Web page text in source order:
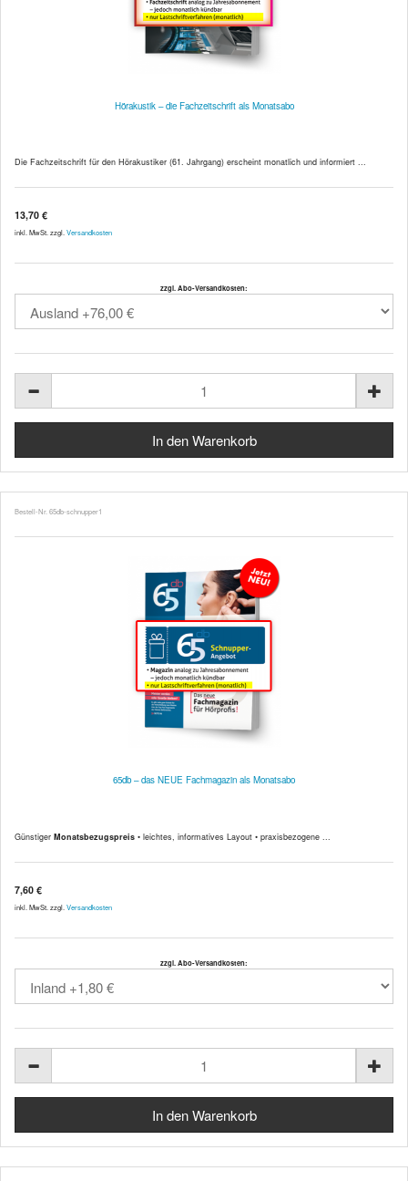
Hörakustik – die Fachzeitschrift als Monatsabo
Die Fachzeitschrift für den Hörakustiker (61. Jahrgang) erscheint monatlich und informiert ...
13,70 €
inkl. MwSt. zzgl. Versandkosten
zzgl. Abo-Versandkosten:
Bestell-Nr. 65db-schnupper1
65db – das NEUE Fachmagazin als Monatsabo
Günstiger Monatsbezugspreis • leichtes, informatives Layout • praxisbezogene ...
7,60 €
inkl. MwSt. zzgl. Versandkosten
zzgl. Abo-Versandkosten: